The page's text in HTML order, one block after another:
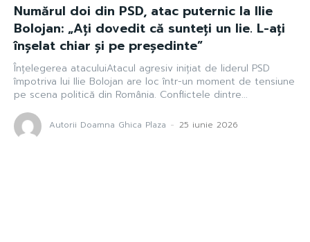
Numărul doi din PSD, atac puternic la Ilie
Bolojan: „Aţi dovedit că sunteţi un lie. L-aţi
înşelat chiar şi pe preşedinte”
Înțelegerea ataculuiAtacul agresiv inițiat de liderul PSD
împotriva lui Ilie Bolojan are loc într-un moment de tensiune
pe scena politică din România. Conflictele dintre...
Autorii Doamna Ghica Plaza - 25 iunie 2026